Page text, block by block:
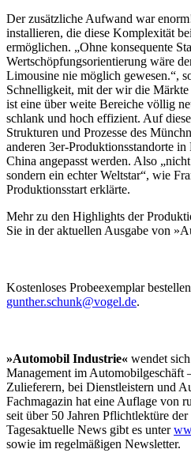
Der zusätzliche Aufwand war
installieren, die diese Komplexität
ermöglichen. „Ohne konsequente
Wertschöpfungsorientierung wäre
Limousine nie möglich gewesen.“,
Schnelligkeit, mit der wir die Märkte
ist eine über weite Bereiche völlig
schlank und hoch effizient. Auf
Strukturen und Prozesse des
anderen 3er-Produktionsstandorte
China angepasst werden. Also
sondern ein echter Weltstar“, wie
Produktionsstart erklärte.
Mehr zu den Highlights der
Sie in der aktuellen Ausgabe von
Kostenloses Probeexemplar
gunther.schunk@vogel.de.
»Automobil Industrie« wendet
Management im Automobilgeschäft
Zulieferern, bei Dienstleistern und
Fachmagazin hat eine Auflage von
seit über 50 Jahren Pflichtlektüre
Tagesaktuelle News gibt es unter
sowie im regelmäßigen Newsletter.